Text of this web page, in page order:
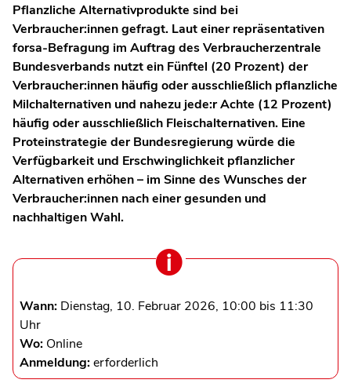
Pflanzliche Alternativprodukte sind bei
Verbraucher:innen gefragt. Laut einer repräsentativen
forsa-Befragung im Auftrag des Verbraucherzentrale
Bundesverbands nutzt ein Fünftel (20 Prozent) der
Verbraucher:innen häufig oder ausschließlich pflanzliche
Milchalternativen und nahezu jede:r Achte (12 Prozent)
häufig oder ausschließlich Fleischalternativen. Eine
Proteinstrategie der Bundesregierung würde die
Verfügbarkeit und Erschwinglichkeit pflanzlicher
Alternativen erhöhen – im Sinne des Wunsches der
Verbraucher:innen nach einer gesunden und
nachhaltigen Wahl.
Wann: Dienstag, 10. Februar 2026, 10:00 bis 11:30
Uhr
Wo: Online
Anmeldung:erforderlich